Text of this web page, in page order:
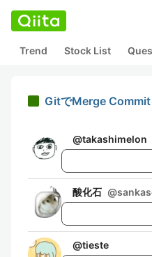
Trend Stock List
GitでMerge
@takashimelon
酸化石 @
@tieste